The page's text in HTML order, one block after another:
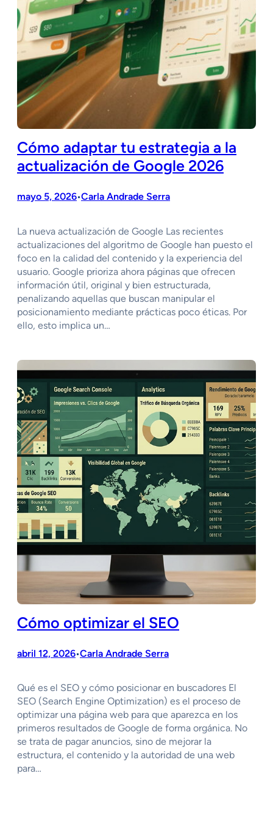
Cómo adaptar tu estrategia a la
actualización de Google 2026
mayo 5, 2026•Carla Andrade Serra
La nueva actualización de Google Las recientes
actualizaciones del algoritmo de Google han puesto el
foco en la calidad del contenido y la experiencia del
usuario. Google prioriza ahora páginas que ofrecen
información útil, original y bien estructurada,
penalizando aquellas que buscan manipular el
posicionamiento mediante prácticas poco éticas. Por
ello, esto implica un…
Cómo optimizar el SEO
abril 12, 2026•Carla Andrade Serra
Qué es el SEO y cómo posicionar en buscadores El
SEO (Search Engine Optimization) es el proceso de
optimizar una página web para que aparezca en los
primeros resultados de Google de forma orgánica. No
se trata de pagar anuncios, sino de mejorar la
estructura, el contenido y la autoridad de una web
para…